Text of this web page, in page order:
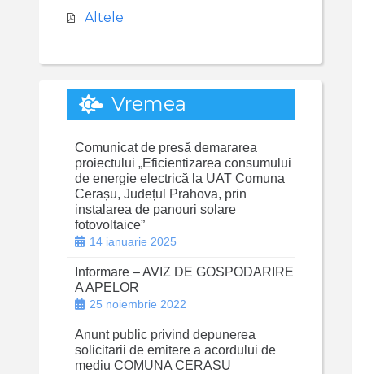
Altele
Vremea
Comunicat de presă demararea
proiectului „Eficientizarea consumului
de energie electrică la UAT Comuna
Cerașu, Județul Prahova, prin
instalarea de panouri solare
fotovoltaice”
14 ianuarie 2025
Informare – AVIZ DE GOSPODARIRE
A APELOR
25 noiembrie 2022
Anunt public privind depunerea
solicitarii de emitere a acordului de
mediu COMUNA CERASU